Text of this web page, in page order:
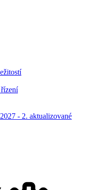
- 2. aktualizované